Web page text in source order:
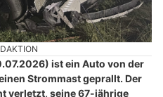
ist ein Auto von der
Strommast geprallt. Der
verletzt, seine 67-jährige